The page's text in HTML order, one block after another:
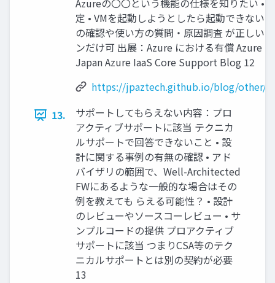
Azureの〇〇という機能の仕様を知りたい •
定 • VMを起動しようとしたら起動できない
の確認や使い方の質問・原因調査 が正しい
ンだけ可 出展：Azure における有償 Azure
Japan Azure IaaS Core Support Blog 12
https://jpaztech.github.io/blog/other/
13.
サポートしてもらえない内容：プロ
アクティブサポートに該当 テクニカ
ルサポートで回答できないこと • 設
計に関する事例の有無の確認 • アド
バイザリの範囲で、Well-Architected
FWにあるような一般的な場合はその
例を教えても らえる可能性？ • 設計
のレビューやソースコーレビュー • サ
ンプルコードの提供 プロアクティブ
サポートに該当 つまりCSA等のテク
ニカルサポートとは別の契約が必要
13